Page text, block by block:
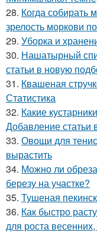
28. Когда собирать
зрелость моркови
29. Уборка и
30. Нашатырный
статьи в новую
31. Квашеная
Статистика
32. Какие
Добавление статьи
33. Овощи для
вырастить
34. Можно ли
березу на участке?
35. Тушеная
36. Как быстро
для роста